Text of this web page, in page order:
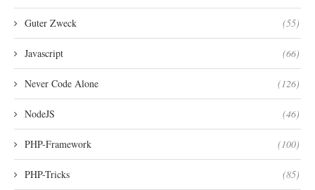
Guter Zweck (55)
Javascript (66)
Never Code Alone (126)
NodeJS (46)
PHP-Framework (100)
PHP-Tricks (85)